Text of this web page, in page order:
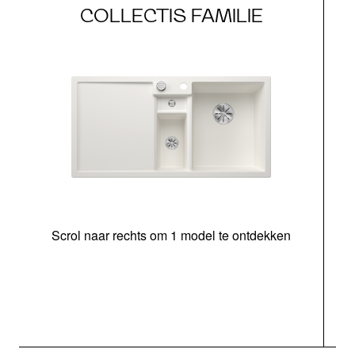
COLLECTIS FAMILIE
Scrol naar rechts om 1 model te ontdekken